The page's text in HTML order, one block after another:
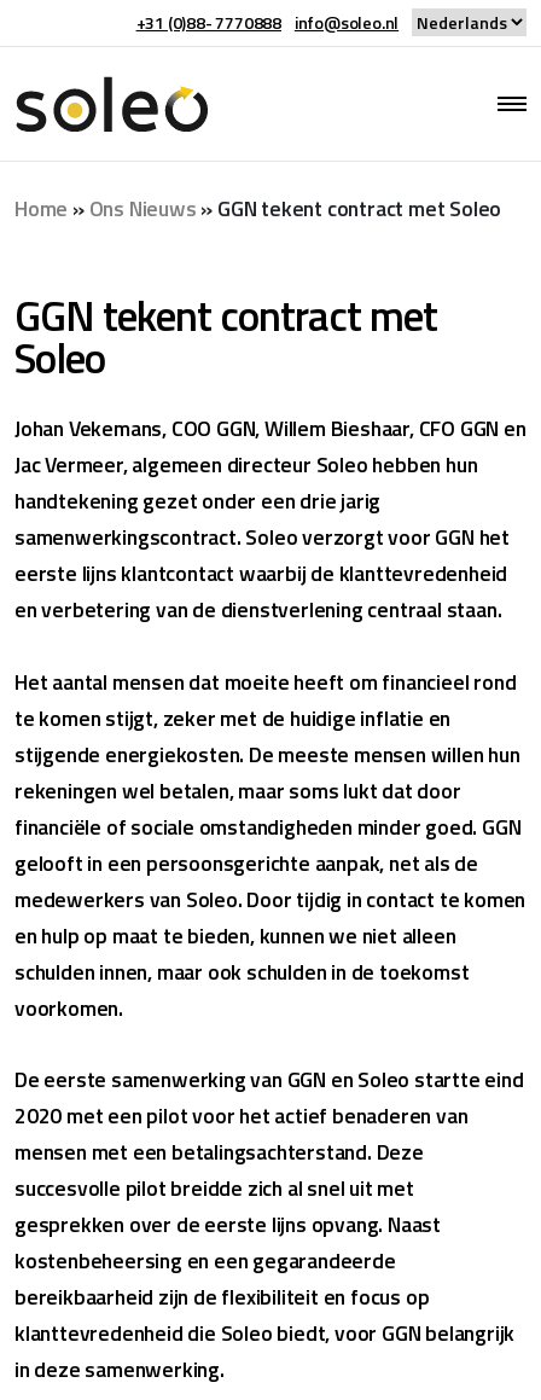
+31 (0)88- 7770888 info@soleo.nl
Home »Ons Nieuws»GGN tekent contract met Soleo
GGN tekent contract met
Soleo
Johan Vekemans, COO GGN, Willem Bieshaar, CFO GGN en
Jac Vermeer, algemeen directeur Soleo hebben hun
handtekening gezet onder een drie jarig
samenwerkingscontract. Soleo verzorgt voor GGN het
eerste lijns klantcontact waarbij de klanttevredenheid
en verbetering van de dienstverlening centraal staan.
Het aantal mensen dat moeite heeft om financieel rond
te komen stijgt, zeker met de huidige inflatie en
stijgende energiekosten. De meeste mensen willen hun
rekeningen wel betalen, maar soms lukt dat door
financiële of sociale omstandigheden minder goed. GGN
gelooft in een persoonsgerichte aanpak, net als de
medewerkers van Soleo. Door tijdig in contact te komen
en hulp op maat te bieden, kunnen we niet alleen
schulden innen, maar ook schulden in de toekomst
voorkomen.
De eerste samenwerking van GGN en Soleo startte eind
2020 met een pilot voor het actief benaderen van
mensen met een betalingsachterstand. Deze
succesvolle pilot breidde zich al snel uit met
gesprekken over de eerste lijns opvang. Naast
kostenbeheersing en een gegarandeerde
bereikbaarheid zijn de flexibiliteit en focus op
klanttevredenheid die Soleo biedt, voor GGN belangrijk
in deze samenwerking.